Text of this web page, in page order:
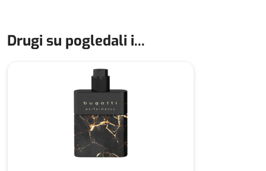
Drugi su pogledali i...